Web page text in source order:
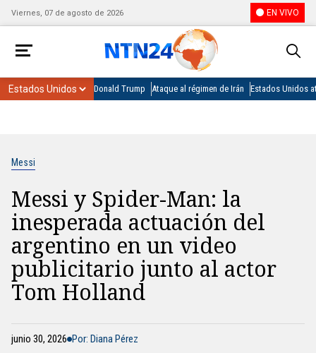
Viernes, 07 de agosto de 2026 EN VIVO
Donald Trump Ataque al régimen de Irán Estados Unidos
Messi
Messi y Spider-Man: la
inesperada actuación del
argentino en un video
publicitario junto al actor
Tom Holland
junio 30, 2026 Por: Diana Pérez